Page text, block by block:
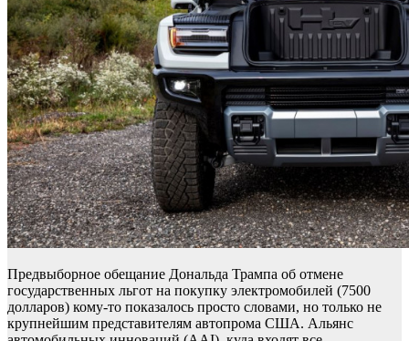
Предвыборное обещание Дональда Трампа об отмене
государственных льгот на покупку электромобилей (7500
долларов) кому-то показалось просто словами, но только не
крупнейшим представителям автопрома США. Альянс